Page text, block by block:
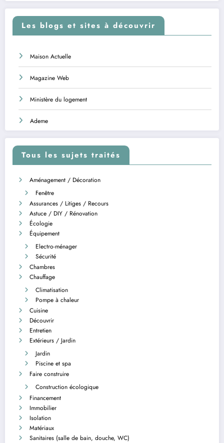
Les blogs et sites à découvrir
Maison Actuelle
Magazine Web
Ministère du logement
Ademe
Tous les sujets traités
Aménagement / Décoration
Fenêtre
Assurances / Litiges / Recours
Astuce / DIY / Rénovation
Écologie
Équipement
Electro-ménager
Sécurité
Chambres
Chauffage
Climatisation
Pompe à chaleur
Cuisine
Découvrir
Entretien
Extérieurs / Jardin
Jardin
Piscine et spa
Faire construire
Construction écologique
Financement
Immobilier
Isolation
Matériaux
Sanitaires (salle de bain, douche, WC)